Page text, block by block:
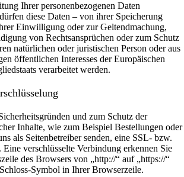
Ihrer personenbezogenen Daten
diese Daten – von ihrer Speicherung
Einwilligung oder zur Geltendmachung,
von Rechtsansprüchen oder zum Schutz
natürlichen oder juristischen Person oder aus
öffentlichen Interesses der Europäischen
verarbeitet werden.
und zum Schutz der
Inhalte, wie zum Beispiel Bestellungen oder
als Seitenbetreiber senden, eine SSL- bzw.
verschlüsselte Verbindung erkennen Sie
des Browsers von „http://“ auf „https://“
Symbol in Ihrer Browserzeile.